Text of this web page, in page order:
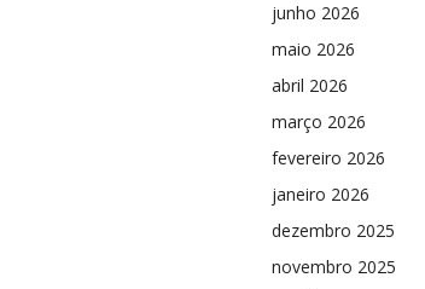
junho 2026
maio 2026
abril 2026
março 2026
fevereiro 2026
janeiro 2026
dezembro 2025
novembro 2025